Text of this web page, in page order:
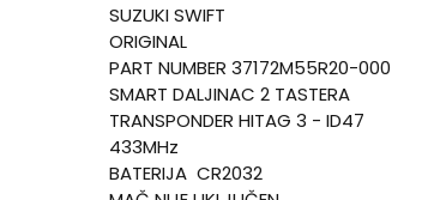
SUZUKI SWIFT
ORIGINAL
PART NUMBER 37172M55R20-000
SMART DALJINAC 2 TASTERA
TRANSPONDER HITAG 3 - ID47
433MHz
BATERIJA CR2032